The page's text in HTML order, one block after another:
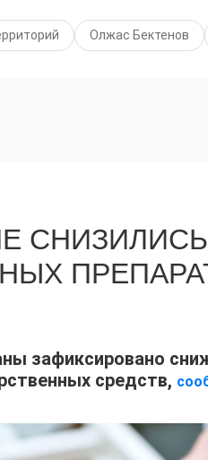
Олжас Бектенов
зафиксировано
средств,